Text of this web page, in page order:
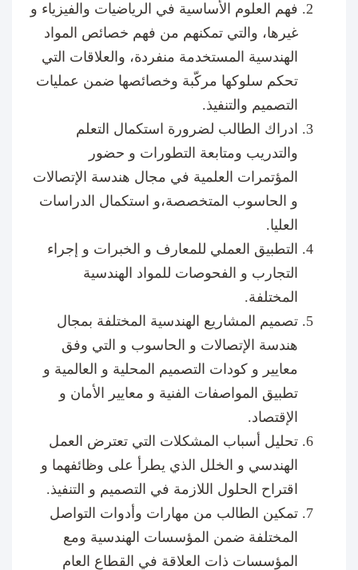
فهم العلوم الأساسية في الرياضيات والفيزياء و
غيرها، والتي تمكنهم من فهم خصائص المواد
الهندسية المستخدمة منفردة، والعلاقات التي
تحكم سلوكها مركّبة وخصائصها ضمن عمليات
التصميم والتنفيذ.
ادراك الطالب لضرورة استكمال التعلم
والتدريب ومتابعة التطورات و حضور
المؤتمرات العلمية في مجال هندسة الإتصالات
و الحاسوب المتخصصة،و استكمال الدراسات
العليا.
التطبيق العملي للمعارف و الخبرات و إجراء
التجارب و الفحوصات للمواد الهندسية
المختلفة.
تصميم المشاريع الهندسية المختلفة بمجال
هندسة الإتصالات و الحاسوب و التي وفق
معايير و كودات التصميم المحلية و العالمية و
تطبيق المواصفات الفنية و معايير الأمان و
الإقتصاد.
تحليل أسباب المشكلات التي تعترض العمل
الهندسي و الخلل الذي يطرأ على وظائفهما و
اقتراح الحلول اللازمة في التصميم و التنفيذ.
تمكين الطالب من مهارات وأدوات التواصل
المختلفة ضمن المؤسسات الهندسية ومع
المؤسسات ذات العلاقة في القطاع العام